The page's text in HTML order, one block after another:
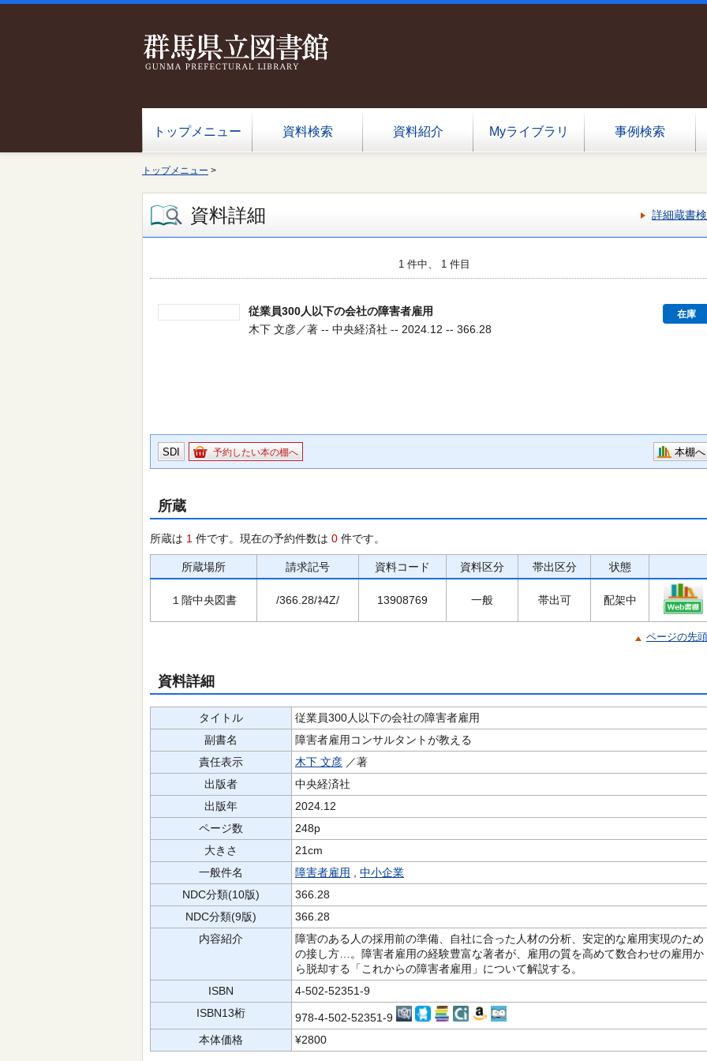
トップメニュー 資料検索 資料紹介 Myライブラリ 事例検索
トップメニュー >
資料詳細 詳細蔵書
1 件中、 1 件目
従業員300人以下の会社の障害者雇用 在庫
木下 文彦／著 -- 中央経済社 -- 2024.12 -- 366.28
SDI 予約したい本の棚へ 本棚へ
所蔵
所蔵は 1 件です。現在の予約件数は 0 件です。
所蔵場所 請求記号 資料コード 資料区分 帯出区分 状態
１階中央図書 /366.28/ﾈ4Z/ 13908769 一般 帯出可 配架中
ページの先
資料詳細
タイトル
従業員300人以下の会社の障害者雇用
副書名
障害者雇用コンサルタントが教える
責任表示
木下 文彦 ／著
出版者
中央経済社
出版年
2024.12
ページ数
248p
大きさ
21cm
一般件名
障害者雇用
中小企業
NDC分類(10版)
366.28
NDC分類(9版)
366.28
内容紹介
障害のある人の採用前の準備、自社に合った人材の分析、安定的な雇用実現のため
の接し方…。障害者雇用の経験豊富な著者が、雇用の質を高めて数合わせの雇用か
ら脱却する「これからの障害者雇用」について解説する。
ISBN
4-502-52351-9
ISBN13桁
978-4-502-52351-9
本体価格
¥2800